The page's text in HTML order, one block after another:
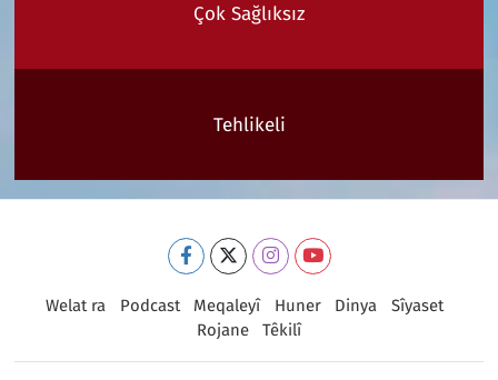
Çok Sağlıksız
Tehlikeli
Welat ra Podcast Meqaleyî Huner Dinya
Sîyaset
Rojane
Têkilî